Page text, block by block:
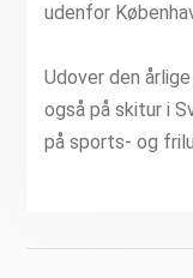
udenfor
Udover den
også på skitur i
på sports- og